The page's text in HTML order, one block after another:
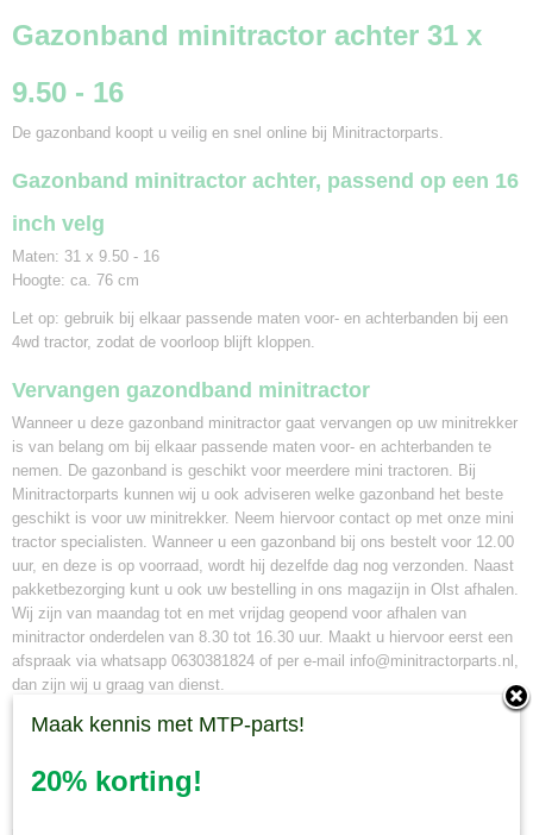
Gazonband minitractor achter 31 x
9.50 - 16
De gazonband koopt u veilig en snel online bij Minitractorparts.
Gazonband minitractor achter, passend op een 16
inch velg
Maten: 31 x 9.50 - 16
Hoogte: ca. 76 cm
Let op: gebruik bij elkaar passende maten voor- en achterbanden bij een
4wd tractor, zodat de voorloop blijft kloppen.
Vervangen gazondband minitractor
Wanneer u deze gazonband minitractor gaat vervangen op uw minitrekker
is van belang om bij elkaar passende maten voor- en achterbanden te
nemen. De gazonband is geschikt voor meerdere mini tractoren. Bij
Minitractorparts kunnen wij u ook adviseren welke gazonband het beste
geschikt is voor uw minitrekker. Neem hiervoor contact op met onze mini
tractor specialisten. Wanneer u een gazonband bij ons bestelt voor 12.00
uur, en deze is op voorraad, wordt hij dezelfde dag nog verzonden. Naast
pakketbezorging kunt u ook uw bestelling in ons magazijn in Olst afhalen.
Wij zijn van maandag tot en met vrijdag geopend voor afhalen van
minitractor onderdelen van 8.30 tot 16.30 uur. Maakt u hiervoor eerst een
afspraak via whatsapp 0630381824 of per e-mail info@minitractorparts.nl,
dan zijn wij u graag van dienst.
Minitractorparts.nl, uw leverancier voor
minitrekker onderdelen!
Maak kennis met MTP-parts!
20% korting!